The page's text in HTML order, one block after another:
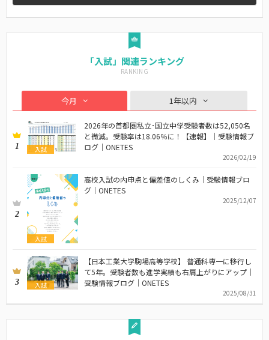
「入試」関連ランキング
今月 1年以内
1 入試
2026年の首都圏私立･国立中学受験者数は52,050名
と微減。受験率は18.06％に！【速報】｜受験情報ブ
ログ｜ONETES
2026/02/19
2
入試
高校入試の内申点と偏差値のしくみ｜受験情報ブロ
グ｜ONETES
2025/12/07
3 入試
【日本工業大学駒場高等学校】 普通科専一に移行し
て5年。受験者数も進学実績も右肩上がりにアップ｜
受験情報ブログ｜ONETES
2025/08/31